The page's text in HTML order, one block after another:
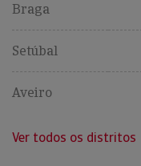
Braga
Setúbal
Aveiro
Ver todos os distritos